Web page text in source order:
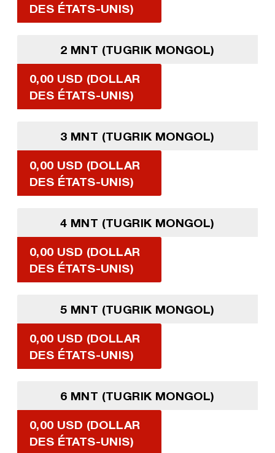
DES ÉTATS-UNIS)
2 MNT (TUGRIK MONGOL)
0,00 USD (DOLLAR
DES ÉTATS-UNIS)
3 MNT (TUGRIK MONGOL)
0,00 USD (DOLLAR
DES ÉTATS-UNIS)
4 MNT (TUGRIK MONGOL)
0,00 USD (DOLLAR
DES ÉTATS-UNIS)
5 MNT (TUGRIK MONGOL)
0,00 USD (DOLLAR
DES ÉTATS-UNIS)
6 MNT (TUGRIK MONGOL)
0,00 USD (DOLLAR
DES ÉTATS-UNIS)